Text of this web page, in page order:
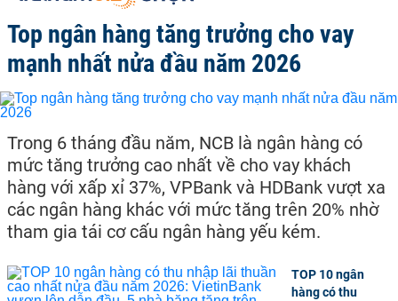
Top ngân hàng tăng trưởng cho vay
mạnh nhất nửa đầu năm 2026
Trong 6 tháng đầu năm, NCB là ngân hàng có
mức tăng trưởng cao nhất về cho vay khách
hàng với xấp xỉ 37%, VPBank và HDBank vượt xa
các ngân hàng khác với mức tăng trên 20% nhờ
tham gia tái cơ cấu ngân hàng yếu kém.
TOP 10 ngân
hàng có thu